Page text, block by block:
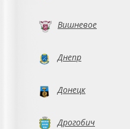
Вишневое
Днепр
Донецк
Дрогобич